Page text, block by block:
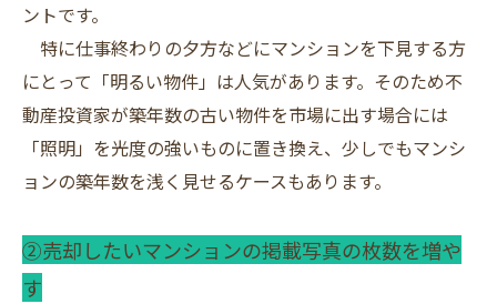
ントです。
特に仕事終わりの夕方などにマンションを下見する方
にとって「明るい物件」は人気があります。そのため不
動産投資家が築年数の古い物件を市場に出す場合には
「照明」を光度の強いものに置き換え、少しでもマンシ
ョンの築年数を浅く見せるケースもあります。
②売却したいマンションの掲載写真の枚数を増や
す